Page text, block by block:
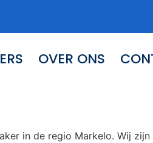
OVER ONS
in de regio Markelo. Wij